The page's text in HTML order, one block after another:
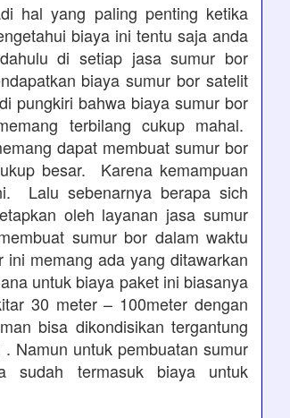
hal yang paling penting ketika
biaya ini tentu saja anda
di setiap jasa sumur bor
biaya sumur bor satelit
pungkiri bahwa biaya sumur bor
terbilang cukup mahal.
dapat membuat sumur bor
besar. Karena kemampuan
Lalu sebenarnya berapa sich
oleh layanan jasa sumur
sumur bor dalam waktu
memang ada yang ditawarkan
untuk biaya paket ini biasanya
30 meter – 100meter dengan
bisa dikondisikan tergantung
Namun untuk pembuatan sumur
sudah termasuk biaya untuk